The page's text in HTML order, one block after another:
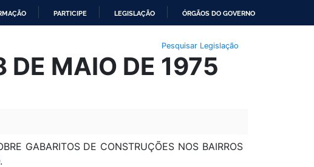
PARTICIPE LEGISLAÇÃO ÓRGÃOS DO GOVERNO
Pesquisar Legislação
DE MAIO DE 1975
GABARITOS DE CONSTRUÇÕES NOS BAIRROS